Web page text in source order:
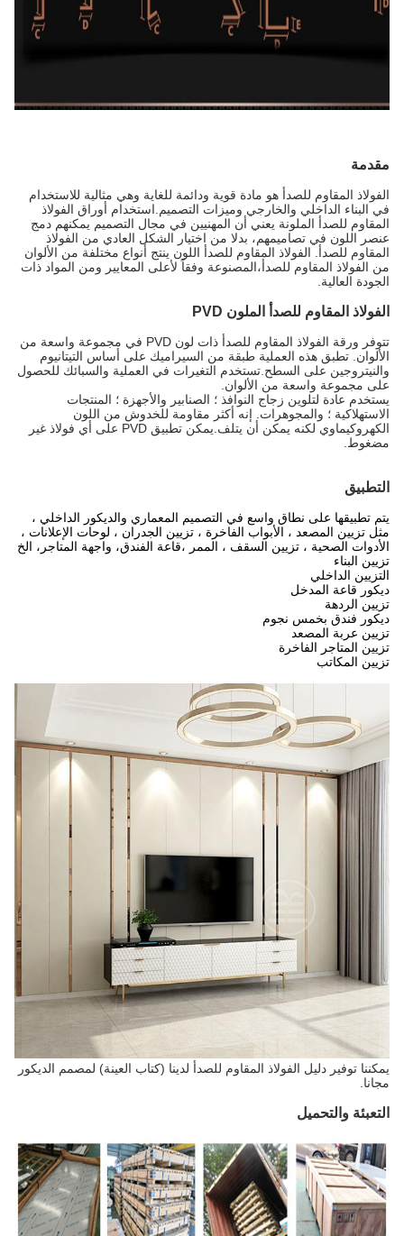
مقدمة
الفولاذ المقاوم للصدأ هو مادة قوية ودائمة للغاية وهي مثالية للاستخدام
في البناء الداخلي والخارجي وميزات التصميم.استخدام أوراق الفولاذ
المقاوم للصدأ الملونة يعني أن المهنيين في مجال التصميم يمكنهم دمج
عنصر اللون في تصاميمهم، بدلا من اختيار الشكل العادي من الفولاذ
المقاوم للصدأ. الفولاذ المقاوم للصدأ اللون ينتج أنواع مختلفة من الألوان
من الفولاذ المقاوم للصدأ،المصنوعة وفقاً لأعلى المعايير ومن المواد ذات
الجودة العالية.
الفولاذ المقاوم للصدأ الملون PVD
تتوفر ورقة الفولاذ المقاوم للصدأ ذات لون PVD في مجموعة واسعة من
الألوان. تطبق هذه العملية طبقة من السيراميك على أساس التيتانيوم
والنيتروجين على السطح.تستخدم التغيرات في العملية والسبائك للحصول
على مجموعة واسعة من الألوان.
يستخدم عادة لتلوين زجاج النوافذ ؛ الصنابير والأجهزة ؛ المنتجات
الاستهلاكية ؛ والمجوهرات. إنه أكثر مقاومة للخدوش من اللون
الكهروكيماوي لكنه يمكن أن يتلف.يمكن تطبيق PVD على أي فولاذ غير
مضغوط.
التطبيق
يتم تطبيقها على نطاق واسع في التصميم المعماري والديكور الداخلي ،
مثل تزيين المصعد ، الأبواب الفاخرة ، تزيين الجدران ، لوحات الإعلانات ،
الأدوات الصحية ، تزيين السقف ، الممر ،قاعة الفندق، واجهة المتاجر، الخ
تزيين البناء
التزيين الداخلي
ديكور قاعة المدخل
تزيين الردهة
ديكور فندق بخمس نجوم
تزيين عربة المصعد
تزيين المتاجر الفاخرة
تزيين المكاتب
يمكننا توفير دليل الفولاذ المقاوم للصدأ لدينا (كتاب العينة) لمصمم الديكور
مجانا.
التعبئة والتحميل